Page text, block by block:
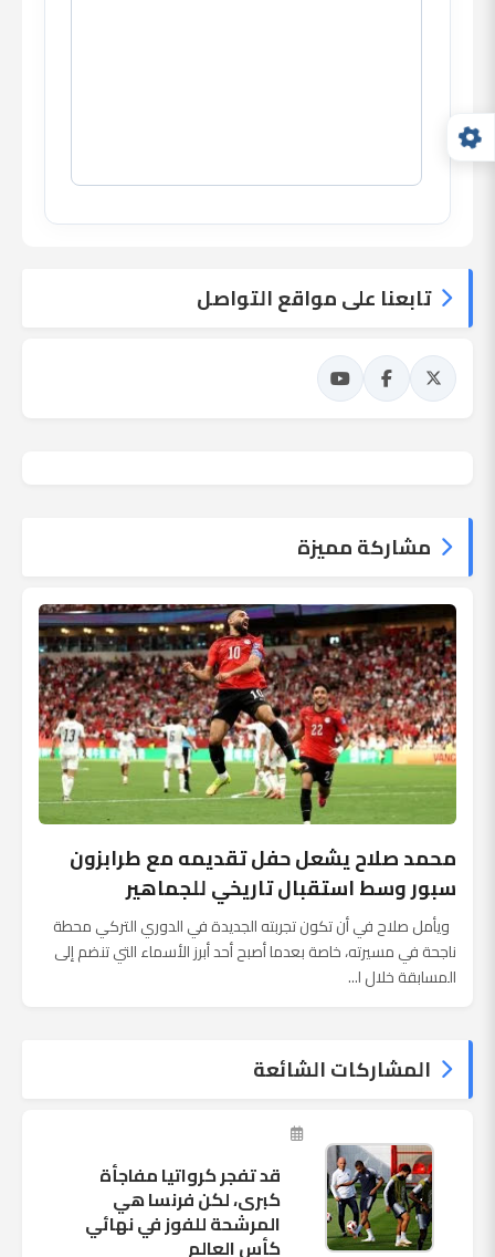
تابعنا على مواقع التواصل
مشاركة مميزة
محمد صلاح يشعل حفل تقديمه مع طرابزون
سبور وسط استقبال تاريخي للجماهير
ويأمل صلاح في أن تكون تجربته الجديدة في الدوري التركي محطة
ناجحة في مسيرته، خاصة بعدما أصبح أحد أبرز الأسماء التي تنضم إلى
المسابقة خلال ا...
المشاركات الشائعة
قد تفجر كرواتيا مفاجأة
كبرى، لكن فرنسا هي
المرشحة للفوز في نهائي
كأس العالم